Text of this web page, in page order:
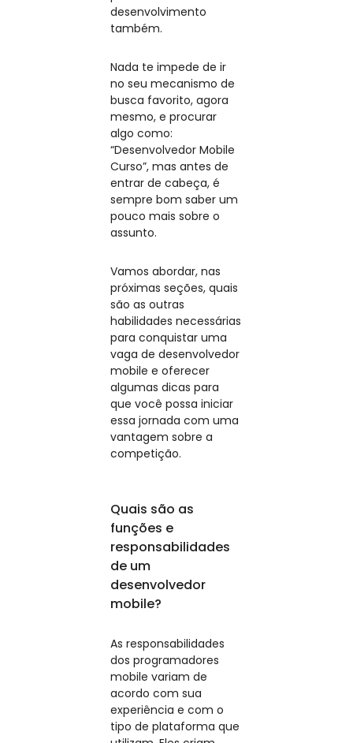
desenvolvimento
também.
Nada te impede de ir
no seu mecanismo de
busca favorito, agora
mesmo, e procurar
algo como:
“Desenvolvedor Mobile
Curso”, mas antes de
entrar de cabeça, é
sempre bom saber um
pouco mais sobre o
assunto.
Vamos abordar, nas
próximas seções, quais
são as outras
habilidades necessárias
para conquistar uma
vaga de desenvolvedor
mobile e oferecer
algumas dicas para
que você possa iniciar
essa jornada com uma
vantagem sobre a
competição.
Quais são as
funções e
responsabilidades
de um
desenvolvedor
mobile?
As responsabilidades
dos programadores
mobile variam de
acordo com sua
experiência e com o
tipo de plataforma que